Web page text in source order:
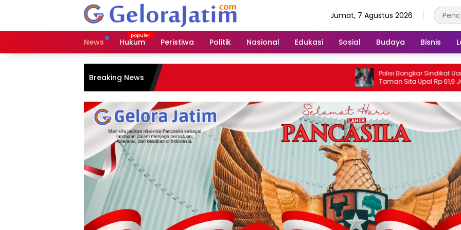
Jumat, 7 Agustus 2026
News Hukum Peristiwa Politik Nasional Edukasi Sosial Budaya Bisnis
Breaking News
Polisi Bongkar Sindikat Uang Palsu,
Taman Sita Upal Rp 61,9 Juta dan
Tangkap Tiga Tersangka